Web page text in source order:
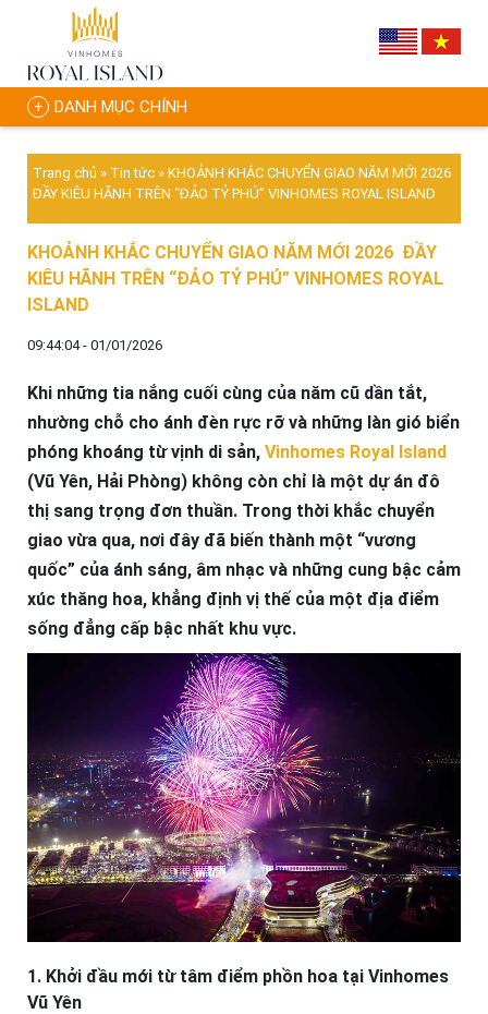
DANH MỤC CHÍNH
Trang chủ » Tin tức » KHOẢNH KHẮC CHUYỂN GIAO NĂM MỚI 2026
ĐẦY KIÊU HÃNH TRÊN “ĐẢO TỶ PHÚ” VINHOMES ROYAL ISLAND
KHOẢNH KHẮC CHUYỂN GIAO NĂM MỚI 2026 ĐẦY
KIÊU HÃNH TRÊN “ĐẢO TỶ PHÚ” VINHOMES ROYAL
ISLAND
09:44:04 - 01/01/2026
Khi những tia nắng cuối cùng của năm cũ dần tắt,
nhường chỗ cho ánh đèn rực rỡ và những làn gió biển
phóng khoáng từ vịnh di sản, Vinhomes Royal Island
(Vũ Yên, Hải Phòng) không còn chỉ là một dự án đô
thị sang trọng đơn thuần. Trong thời khắc chuyển
giao vừa qua, nơi đây đã biến thành một “vương
quốc” của ánh sáng, âm nhạc và những cung bậc cảm
xúc thăng hoa, khẳng định vị thế của một địa điểm
sống đẳng cấp bậc nhất khu vực.
1. Khởi đầu mới từ tâm điểm phồn hoa tại Vinhomes
Vũ Yên